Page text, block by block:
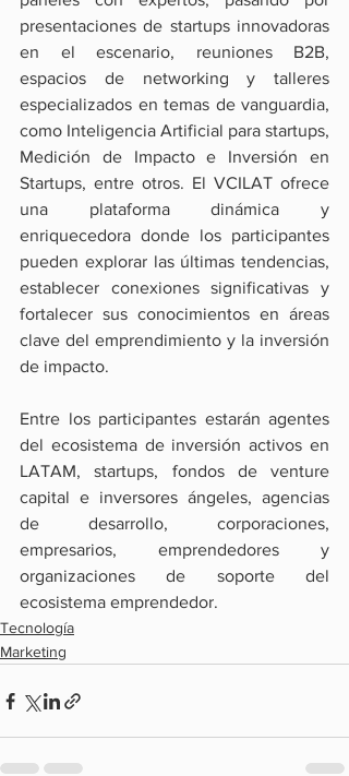
presentaciones de startups innovadoras
en el escenario, reuniones B2B,
espacios de networking y talleres
especializados en temas de vanguardia,
como Inteligencia Artificial para startups,
Medición de Impacto e Inversión en
Startups, entre otros. El VCILAT ofrece
una plataforma dinámica y
enriquecedora donde los participantes
pueden explorar las últimas tendencias,
establecer conexiones significativas y
fortalecer sus conocimientos en áreas
clave del emprendimiento y la inversión
de impacto.
Entre los participantes estarán agentes
del ecosistema de inversión activos en
LATAM, startups, fondos de venture
capital e inversores ángeles, agencias
de desarrollo, corporaciones,
empresarios, emprendedores y
organizaciones de soporte del
ecosistema emprendedor.
Tecnología
Marketing